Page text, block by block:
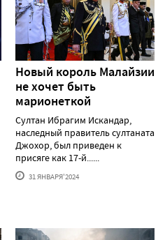
Новый король Малайзии
не хочет быть
марионеткой
Султан Ибрагим Искандар,
наследный правитель султаната
Джохор, был приведен к
присяге как 17-й......
31 ЯНВАРЯ'2024